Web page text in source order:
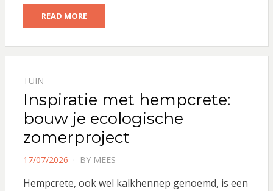
READ MORE
TUIN
Inspiratie met hempcrete:
bouw je ecologische
zomerproject
POSTED
17/07/2026 BY MEES
Hempcrete, ook wel kalkhennep genoemd, is een